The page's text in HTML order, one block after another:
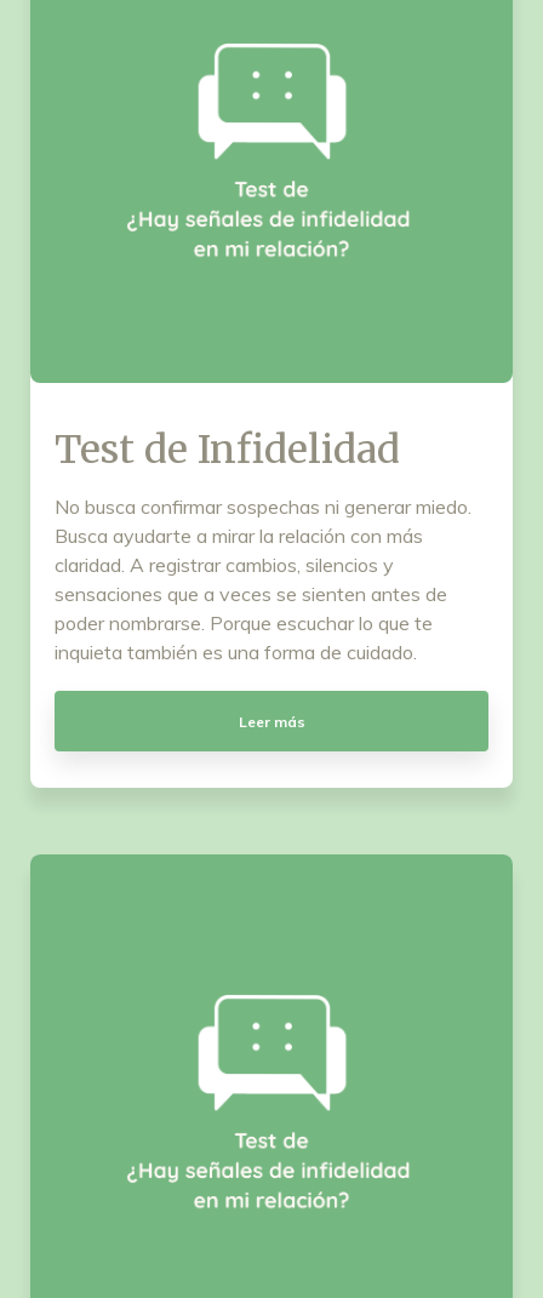
Test de Infidelidad
No busca confirmar sospechas ni generar miedo.
Busca ayudarte a mirar la relación con más
claridad. A registrar cambios, silencios y
sensaciones que a veces se sienten antes de
poder nombrarse. Porque escuchar lo que te
inquieta también es una forma de cuidado.
Leer más